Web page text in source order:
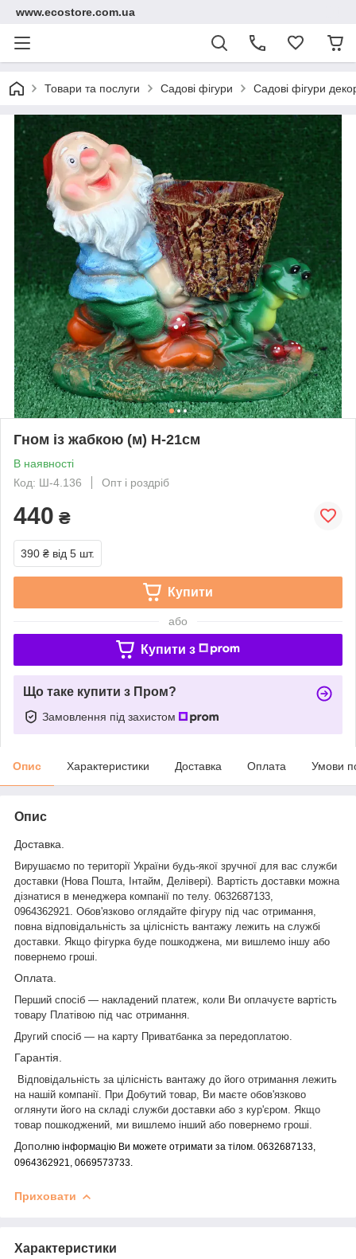
www.ecostore.com.ua
Товари та послуги Садові фігури Садові фігури
Гном із жабкою (м) H-21см
В наявності
Код: Ш-4.136
Опт і роздріб
440 ₴
390 ₴ від 5 шт.
Купити
або
Купити з
Що таке купити з Пром?
Замовлення під захистом
Опис Характеристики Доставка Оплата Умови
Опис
Доставка.
Вирушаємо по території України будь-якої зручної для вас служби
доставки (Нова Пошта,
Інтайм , Делівері). Вартість доставки можна
дізнатися в менеджера компанії по телу. 0632687133,
0964362921. Обов'язково оглядайте фігуру під час отримання,
повна відповідальність за цілісність вантажу лежить на службі
доставки. Якщо фігурка буде пошкоджена, ми вишлемо іншу або
повернемо гроші.
Оплата.
Перший спосіб — накладений платеж, коли Ви оплачуєте вартість
товару Платівою під час отримання.
Другий спосіб — на карту Приватбанка за передоплатою.
Гарантія.
Відповідальність за цілісність вантажу до його отримання лежить
на нашій компанії. При Добутий товар, Ви маєте обов'язково
оглянути його на складі служби доставки або з кур'єром. Якщо
товар пошкоджений, ми вишлемо інший або повернемо гроші.
Дополню інформацію Ви можете отримати за тілом. 0632687133,
0964362921, 0669573733.
Приховати
Характеристики